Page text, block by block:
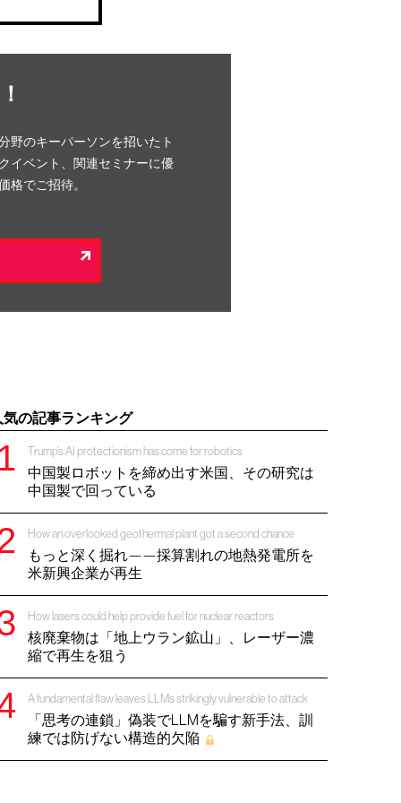
野のキーパーソンを招いたト
イベント、関連セミナーに優
格でご招待。
気の記事ランキング
Trump’s AI protectionism has come for robotics
中国製ロボットを締め出す米国、その研究は
中国製で回っている
How an overlooked geothermal plant got a second chance
もっと深く掘れ——採算割れの地熱発電所を
米新興企業が再生
How lasers could help provide fuel for nuclear reactors
核廃棄物は「地上ウラン鉱山」、レーザー濃
縮で再生を狙う
A fundamental flaw leaves LLMs strikingly vulnerable to attack
「思考の連鎖」偽装でLLMを騙す新手法、訓
練では防げない構造的欠陥